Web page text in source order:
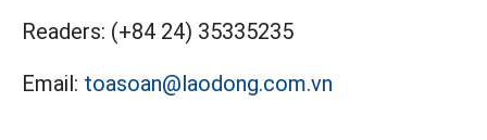
Readers: (+84 24) 35335235
Email: toasoan@laodong.com.vn